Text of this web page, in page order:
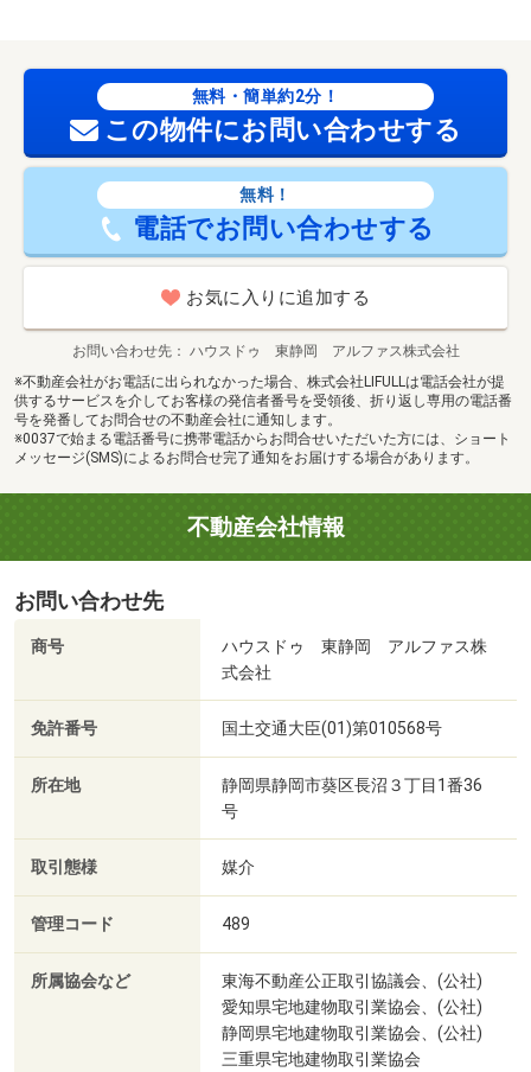
無料・簡単約2分！
この物件にお問い合わせする
無料！
電話でお問い合わせする
お気に入りに追加する
お問い合わせ先
ハウスドゥ 東静岡 アルファス株式会社
※不動産会社がお電話に出られなかった場合、株式会社LIFULLは電話会社が提
供するサービスを介してお客様の発信者番号を受領後、折り返し専用の電話番
号を発番してお問合せの不動産会社に通知します。
※0037で始まる電話番号に携帯電話からお問合せいただいた方には、ショート
メッセージ(SMS)によるお問合せ完了通知をお届けする場合があります。
不動産会社情報
お問い合わせ先
商号
ハウスドゥ 東静岡 アルファス株
式会社
免許番号 国土交通大臣(01)第010568号
所在地
静岡県静岡市葵区長沼３丁目1番36
号
取引態様 媒介
管理コード 489
所属協会など
東海不動産公正取引協議会、(公社)
愛知県宅地建物取引業協会、(公社)
静岡県宅地建物取引業協会、(公社)
三重県宅地建物取引業協会